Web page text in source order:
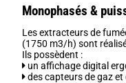
Monophasés &
Les extracteurs de
(1750 m3/h) sont
Ils possèdent :
un affichage digital
des capteurs de gaz